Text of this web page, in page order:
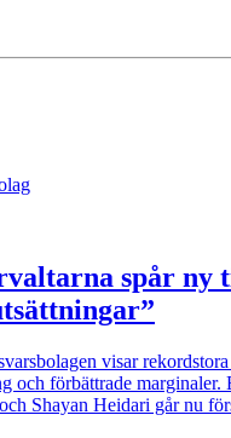
spår ny
visar
och förbättrade marginaler.
Shayan Heidari går nu